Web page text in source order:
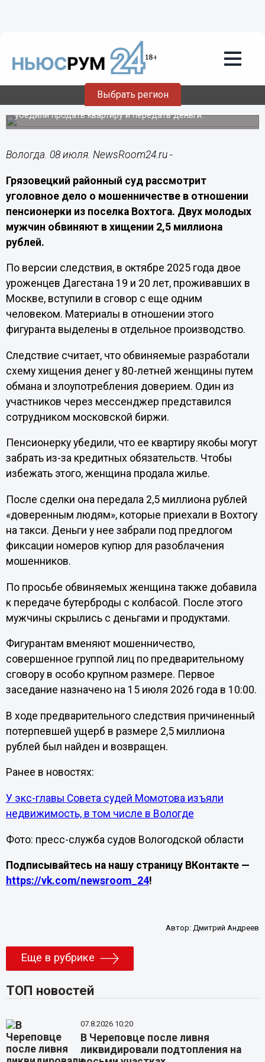
Выбрать регион
08.07.202617:50
В Грязовце рассмотрят дело о
хищении 2,5 млн у пенсионерки
По версии следствия, 80-летнюю жительницу Вохтоги
убедили продать квартиру и передать деньги.
Вологда. 08 июля. NewsRoom24.ru -
Грязовецкий районный суд рассмотрит
уголовное дело о мошенничестве в отношении
пенсионерки из поселка Вохтога. Двух молодых
мужчин обвиняют в хищении 2,5 миллиона
рублей.
По версии следствия, в октябре 2025 года двое
уроженцев Дагестана 19 и 20 лет, проживавших в
Москве, вступили в сговор с еще одним
человеком. Материалы в отношении этого
фигуранта выделены в отдельное производство.
Следствие считает, что обвиняемые разработали
схему хищения денег у 80-летней женщины путем
обмана и злоупотребления доверием. Один из
участников через мессенджер представился
сотрудником московской биржи.
Пенсионерку убедили, что ее квартиру якобы могут
забрать из-за кредитных обязательств. Чтобы
избежать этого, женщина продала жилье.
После сделки она передала 2,5 миллиона рублей
«доверенным людям», которые приехали в Вохтогу
на такси. Деньги у нее забрали под предлогом
фиксации номеров купюр для разоблачения
мошенников.
По просьбе обвиняемых женщина также добавила
к передаче бутерброды с колбасой. После этого
мужчины скрылись с деньгами и продуктами.
Фигурантам вменяют мошенничество,
совершенное группой лиц по предварительному
сговору в особо крупном размере. Первое
заседание назначено на 15 июля 2026 года в 10:00.
В ходе предварительного следствия причиненный
потерпевшей ущерб в размере 2,5 миллиона
рублей был найден и возвращен.
Ранее в новостях:
У экс-главы Совета судей Момотова изъяли
недвижимость, в том числе в Вологде
Фото: пресс-служба судов Вологодской области
Подписывайтесь на нашу страницу ВКонтакте —
https://vk.com/newsroom_24!
Автор: Дмитрий Андреев
Еще в рубрике
ТОП новостей
07.8.2026 10:20
В Череповце после ливня
ликвидировали подтопления на